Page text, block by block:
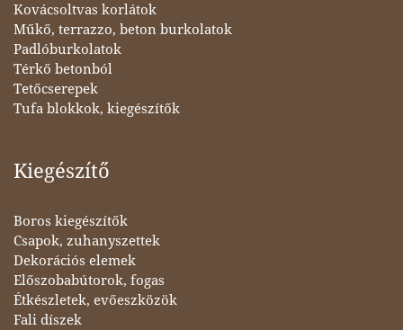
Kovácsoltvas korlátok
Műkő, terrazzo, beton burkolatok
Padlóburkolatok
Térkő betonból
Tetőcserepek
Tufa blokkok, kiegészítők
Kiegészítő
Boros kiegészítők
Csapok, zuhanyszettek
Dekorációs elemek
Előszobabútorok, fogas
Étkészletek, evőeszközök
Fali díszek